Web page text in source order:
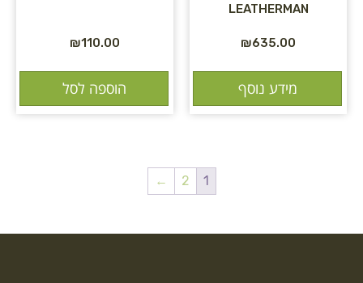
LEATHERMAN
₪635.00
מידע נוסף
₪110.00
הוספה לסל
1
2
←